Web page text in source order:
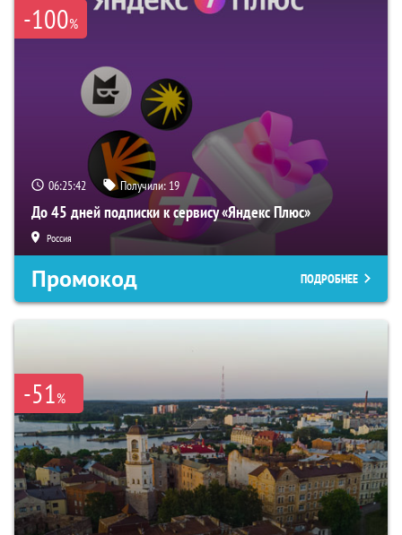
-100%
06:25:41 Получили: 19
До 45 дней подписки к сервису «Яндекс Плюс»
Россия
Промокод ПОДРОБНЕЕ
-51%